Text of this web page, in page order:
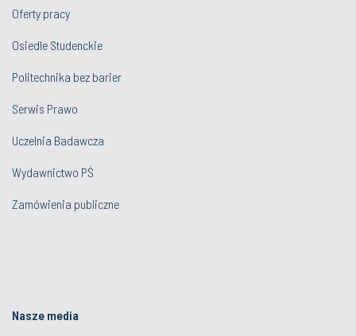
Oferty pracy
Osiedle Studenckie
Politechnika bez barier
Serwis Prawo
Uczelnia Badawcza
Wydawnictwo PŚ
Zamówienia publiczne
Nasze media